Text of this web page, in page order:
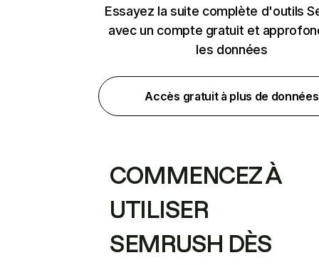
Essayez la suite complète d'outils
avec un compte gratuit et
les données
Accès gratuit à plus de données
COMMENCEZ À
UTILISER
SEMRUSH DÈS